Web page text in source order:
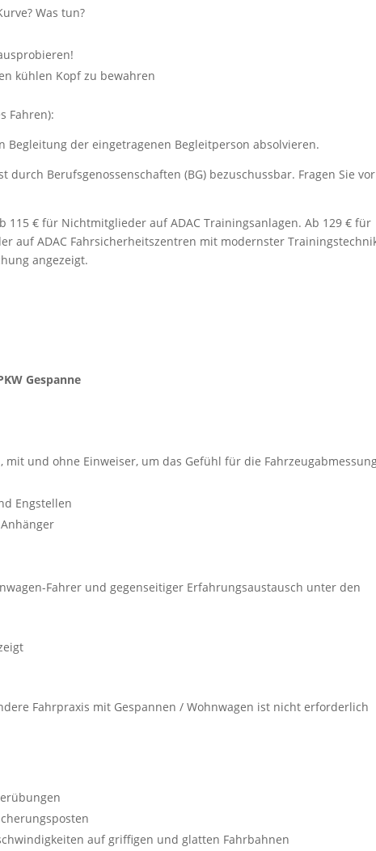
Was tun?
kühlen Kopf zu bewahren
Fahren):
Begleitung der eingetragenen Begleitperson absolvieren.
durch Berufsgenossenschaften (BG) bezuschussbar. Fragen Sie vor
115 € für Nichtmitglieder auf ADAC Trainingsanlagen. Ab 129 € für
auf ADAC Fahrsicherheitszentren mit modernster
angezeigt.
Gespanne
mit und ohne Einweiser, um das Gefühl für die
Engstellen
Fahrer und gegenseitiger Erfahrungsaustausch unter den
Fahrpraxis mit Gespannen / Wohnwagen ist nicht erforderlich
auf griffigen und glatten Fahrbahnen